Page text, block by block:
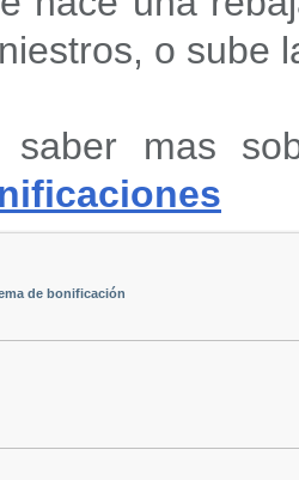
o sube
saber mas
de bonificación